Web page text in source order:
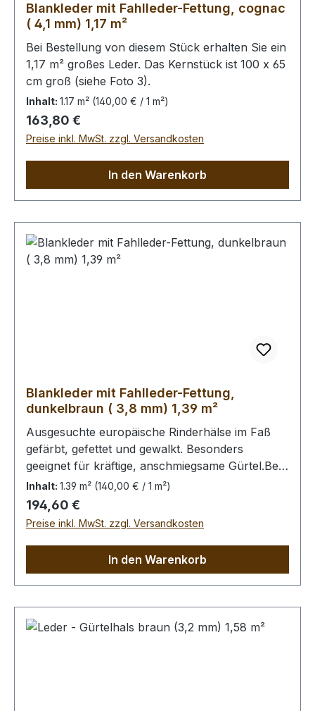
Blankleder mit Fahlleder-Fettung, cognac
( 4,1 mm) 1,17 m²
Bei Bestellung von diesem Stück erhalten Sie ein
1,17 m² großes Leder. Das Kernstück ist 100 x 65
cm groß (siehe Foto 3).
Inhalt: 1.17 m² (140,00 € / 1 m²)
Regulärer Preis:
163,80 €
Preise inkl. MwSt. zzgl. Versandkosten
In den Warenkorb
Blankleder mit Fahlleder-Fettung,
dunkelbraun ( 3,8 mm) 1,39 m²
Ausgesuchte europäische Rinderhälse im Faß
gefärbt, gefettet und gewalkt. Besonders
geeignet für kräftige, anschmiegsame Gürtel.Bei
Bestellung von diesem Stück erhalten Sie ein
1,39 m² großes Leder. Das Kernstück ist 95 x 70
cm groß (siehe Foto 3).
Inhalt: 1.39 m² (140,00 € / 1 m²)
Regulärer Preis:
194,60 €
Preise inkl. MwSt. zzgl. Versandkosten
In den Warenkorb